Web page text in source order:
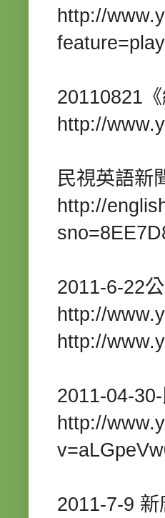
http://
20110821
http://
民視英語新
http://
2011-6-22
http://
http://
2011-04-30-
http://
2011-7-9 新